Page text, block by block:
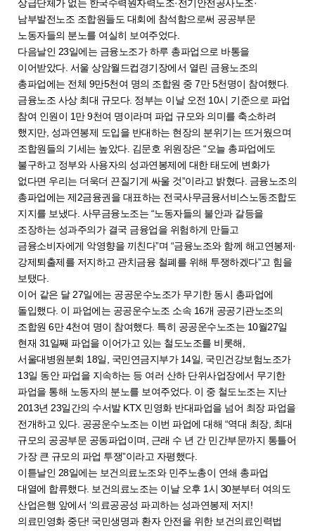
상급단체가 없는 한국수력원자력노조·전기안전공사노조·
남부발전노조 조합원들도 대회에 참석함으로써 공공부문
노동자들의 분노를 여실히 보여주었다.
다음날인 23일에는 금융노조가 하루 총파업으로 바통을
이어받았다. 서울 상암월드컵경기장에서 열린 금융노조의
총파업에는 전체 9만5천여 명의 조합원 중 7만 5천명이 참여했다.
금융노조 사상 최대 규모다. 정부는 이날 오전 10시 기준으로 파업
참여 인원이 1만 9천여 명이라며 파업 규모와 의미를 축소하려
했지만, 성과연봉제 도입을 반대하는 현장의 분위기는 뜨거웠으며
조합원들의 기세는 높았다. 김문호 위원장은 “오늘 총파업에도
불구하고 정부와 사용자의 성과연봉제에 대한 태도에 변화가
없다면 우리는 더욱더 끈질기게 싸울 것”이라고 밝혔다. 금융노조의
총파업에는 제2금융권을 대표하는 전국사무금융서비스노동조합도
지지를 보냈다. 사무금융노조는 “노동자들의 불안과 갈등을
조장하는 성과주의가 결국 금융업을 위험하게 만들고
금융소비자에게 악영향을 끼친다”며 “금융노조와 함께 해고연봉제·
강제퇴출제를 저지하고 관치금융 철폐를 위해 투쟁하겠다”고 힘을
보탰다.
이어 같은 달 27일에는 공공운수노조가 무기한 동시 총파업에
돌입했다. 이 파업에는 공공운수노조 소속 16개 공공기관노조의
조합원 6만 4천여 명이 참여했다. 특히 공공운수노조는 10월27일
현재 31일째 파업을 이어가고 있는 철도노조를 비롯해,
서울대병원분회 18일, 국민연금지부가 14일, 국민건강보험노조가
13일 동안 파업을 지속하는 등 여러 산하 단위사업장에서 무기한
파업을 통해 노동자의 분노를 보여주었다. 이 중 철도노조는 지난
2013년 23일간의 수서발 KTX 민영화 반대파업을 넘어 최장 파업을
전개하고 있다. 공공운수노조는 이번 파업에 대해 “역대 최장, 최대
규모의 공공부문 공동파업이며, 근래 수 년 간 민간부문까지 통틀어
가장 큰 규모의 파업 투쟁”이라고 자평했다.
이튿날인 28일에는 보건의료노조와 민주노총이 연쇄 총파업
대열에 합류했다. 보건의료노조는 이날 오후 1시 30분부터 여의도
산업은행 앞에서 ‘의료공공성 파괴하는 성과연봉제 저지!
의료민영화 중단! 국민생명과 환자 안전을 위한 보건의료인력법